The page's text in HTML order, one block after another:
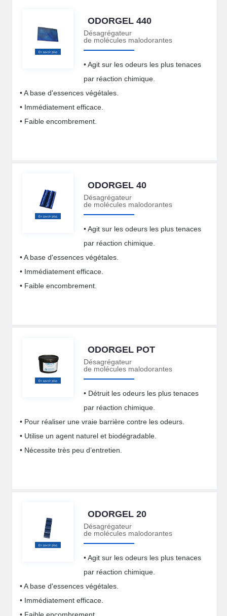
ODORGEL 440
Désagrégateur
de molécules malodorantes
• Agit sur les odeurs les plus tenaces
par réaction chimique.
• A base d'essences végétales.
• Immédiatement efficace.
• Faible encombrement.
ODORGEL 40
Désagrégateur
de molécules malodorantes
• Agit sur les odeurs les plus tenaces
par réaction chimique.
• A base d'essences végétales.
• Immédiatement efficace.
• Faible encombrement.
ODORGEL POT
Désagrégateur
de molécules malodorantes
• Détruit les odeurs les plus tenaces
par réaction chimique.
• Pour réaliser une vraie barrière contre les odeurs.
• Utilise un agent naturel et biodégradable.
• Nécessite très peu d’entretien.
ODORGEL 20
Désagrégateur
de molécules malodorantes
• Agit sur les odeurs les plus tenaces
par réaction chimique.
• A base d'essences végétales.
• Immédiatement efficace.